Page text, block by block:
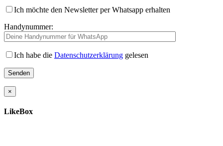
Ich möchte den Newsletter per Whatsapp erhalten
Handynummer:
Ich habe die Datenschutzerklärung gelesen
×
LikeBox